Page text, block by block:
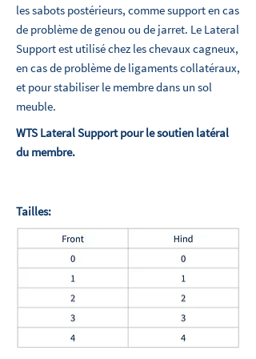
les sabots postérieurs, comme support en cas
de problème de genou ou de jarret. Le Lateral
Support est utilisé chez les chevaux cagneux,
en cas de problème de ligaments collatéraux,
et pour stabiliser le membre dans un sol
meuble.
WTS Lateral Support pour le soutien latéral
du membre.
Tailles: